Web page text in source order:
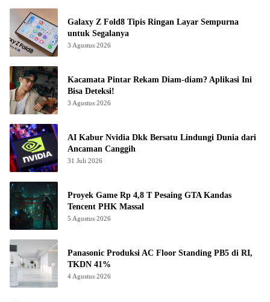
Galaxy Z Fold8 Tipis Ringan Layar Sempurna
untuk Segalanya
3 Agustus 2026
Kacamata Pintar Rekam Diam-diam? Aplikasi Ini
Bisa Deteksi!
3 Agustus 2026
AI Kabur Nvidia Dkk Bersatu Lindungi Dunia dari
Ancaman Canggih
31 Juli 2026
Proyek Game Rp 4,8 T Pesaing GTA Kandas
Tencent PHK Massal
5 Agustus 2026
Panasonic Produksi AC Floor Standing PB5 di RI,
TKDN 41%
4 Agustus 2026